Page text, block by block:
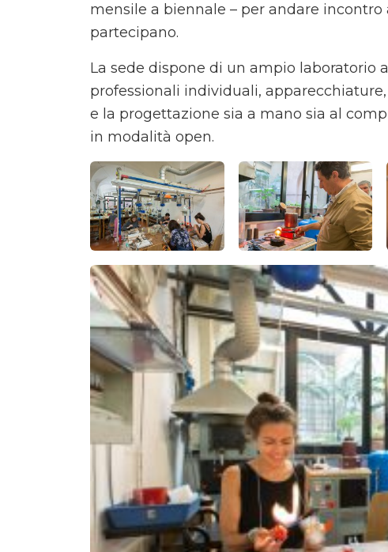
mensile a biennale – per andare
partecipano.
La sede dispone di un ampio laboratorio
professionali individuali,
e la progettazione sia a mano sia al
in modalità open.